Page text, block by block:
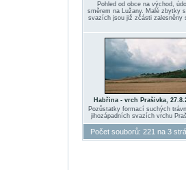
Pohled od obce na východ,
směrem na Lužany. Malé zbytky
svazích jsou již zčásti zalesněny
Habřina - vrch Prašivka,
Pozůstatky formací suchých
jihozápadních svazích vrchu
Počet souborů: 221 na 3